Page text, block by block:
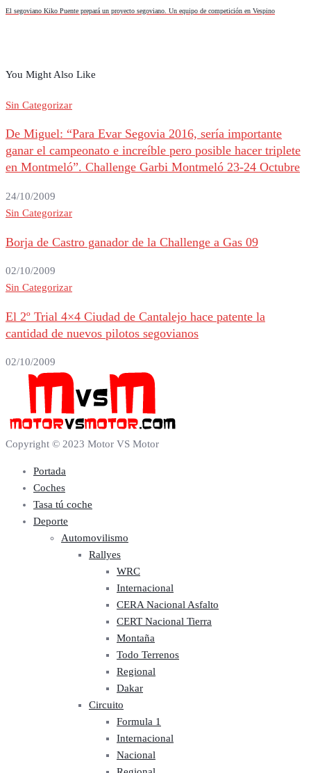
El segoviano Kiko Puente prepará un proyecto segoviano. Un equipo de competición en Vespino
You Might Also Like
Sin Categorizar
De Miguel: “Para Evar Segovia 2016, sería importante
ganar el campeonato e increíble pero posible hacer triplete
en Montmeló”. Challenge Garbi Montmeló 23-24 Octubre
24/10/2009
Sin Categorizar
Borja de Castro ganador de la Challenge a Gas 09
02/10/2009
Sin Categorizar
El 2º Trial 4×4 Ciudad de Cantalejo hace patente la
cantidad de nuevos pilotos segovianos
02/10/2009
Copyright © 2023 Motor VS Motor
Portada
Coches
Tasa tú coche
Deporte
Automovilismo
Rallyes
WRC
Internacional
CERA Nacional Asfalto
CERT Nacional Tierra
Montaña
Todo Terrenos
Regional
Dakar
Circuito
Formula 1
Internacional
Nacional